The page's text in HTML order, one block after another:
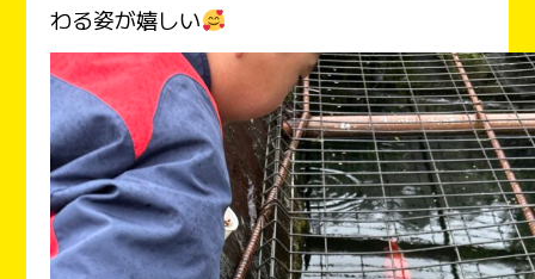
わる姿が嬉しい